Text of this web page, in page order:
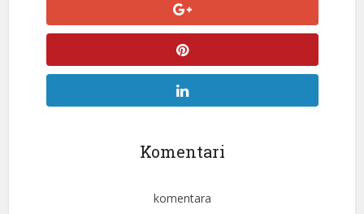
Komentari
komentara